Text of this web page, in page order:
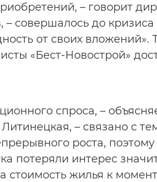
– говорит
совершалось до кризиса
от своих вложений».
«Бест-Новострой»
спроса, –
– связано с
роста,
потеряли интерес
жилья к